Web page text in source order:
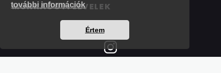
további információk
Értem
MUNKAÜGYI LEVELEK